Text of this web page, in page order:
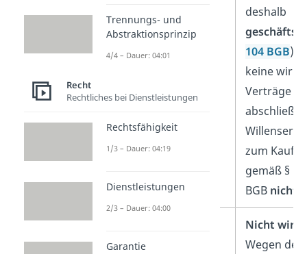
deshalb
104 BGB).
keine
Verträge
zum
gemäß §
BGB
Nicht
Wegen des
Trennungs- und
Abstraktionsprinzip
4/4 – Dauer: 04:01
Recht
Rechtliches bei Dienstleistungen
Rechtsfähigkeit
1/3 – Dauer: 04:19
Dienstleistungen
2/3 – Dauer: 04:00
Garantie